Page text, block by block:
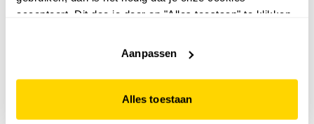
accepteert. Dit doe je door op "Alles toestaan" te klikken.
website niet optimaal functioneert.
Aanpassen
Alles toestaan